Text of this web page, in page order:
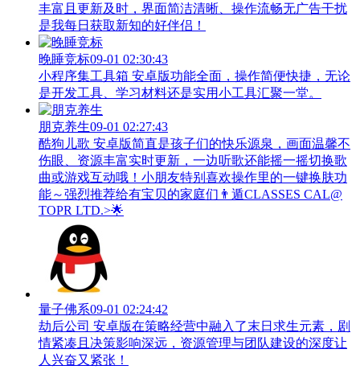
丰富且更新及时，界面简洁清晰、操作流畅无广告干扰
是我每日获取新知的好伴侣！
晚睡竞标09-01 02:30:43
小程序集工具箱 安卓版功能全面，操作简便快捷，无论
是开发工具、学习材料还是实用小工具汇聚一堂。
朋克养生09-01 02:27:43
酷狗儿歌 安卓版简直是孩子们的快乐源泉，画面温馨不
伤眼、资源丰富实时更新，一边听歌还能摇一摇切换歌
曲或游戏互动哦！小朋友特别喜欢操作里的一键换肤功
能～强烈推荐给有宝贝的家庭们👨‍遁️CLASSES CAL@
TOPR LTD.>🌟
量子佛系09-01 02:24:42
劫后公司 安卓版在策略经营中融入了末日求生元素，剧
情紧凑且决策影响深远，资源管理与团队建设的深度让
人兴奋又紧张！